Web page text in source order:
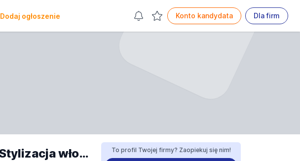
Dodaj ogłoszenie Konto kandydata Dla firm
MONIKA NOSEK-TURECKA MONDAW NAILS Stylizacja włosów i paznokci opinie To profil Twojej firmy? Zaopiekuj się nim!